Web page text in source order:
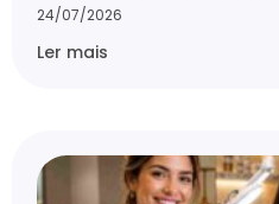
24/07/2026
Ler mais